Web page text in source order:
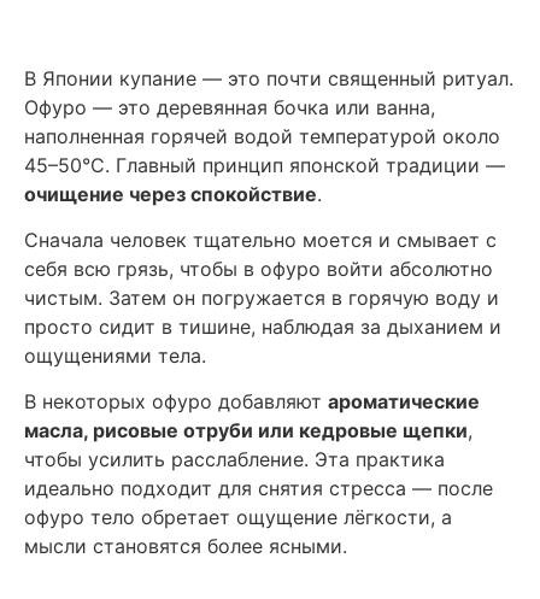
В Японии купание — это почти священный ритуал.
Офуро — это деревянная бочка или ванна,
наполненная горячей водой температурой около
45–50°C. Главный принцип японской традиции —
очищение через спокойствие.
Сначала человек тщательно моется и смывает с
себя всю грязь, чтобы в офуро войти абсолютно
чистым. Затем он погружается в горячую воду и
просто сидит в тишине, наблюдая за дыханием и
ощущениями тела.
В некоторых офуро добавляют ароматические
масла, рисовые отруби или кедровые щепки,
чтобы усилить расслабление. Эта практика
идеально подходит для снятия стресса — после
офуро тело обретает ощущение лёгкости, а
мысли становятся более ясными.